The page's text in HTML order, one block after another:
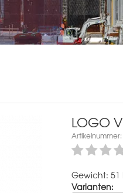
LOGO
Gewicht: 51
Varianten: